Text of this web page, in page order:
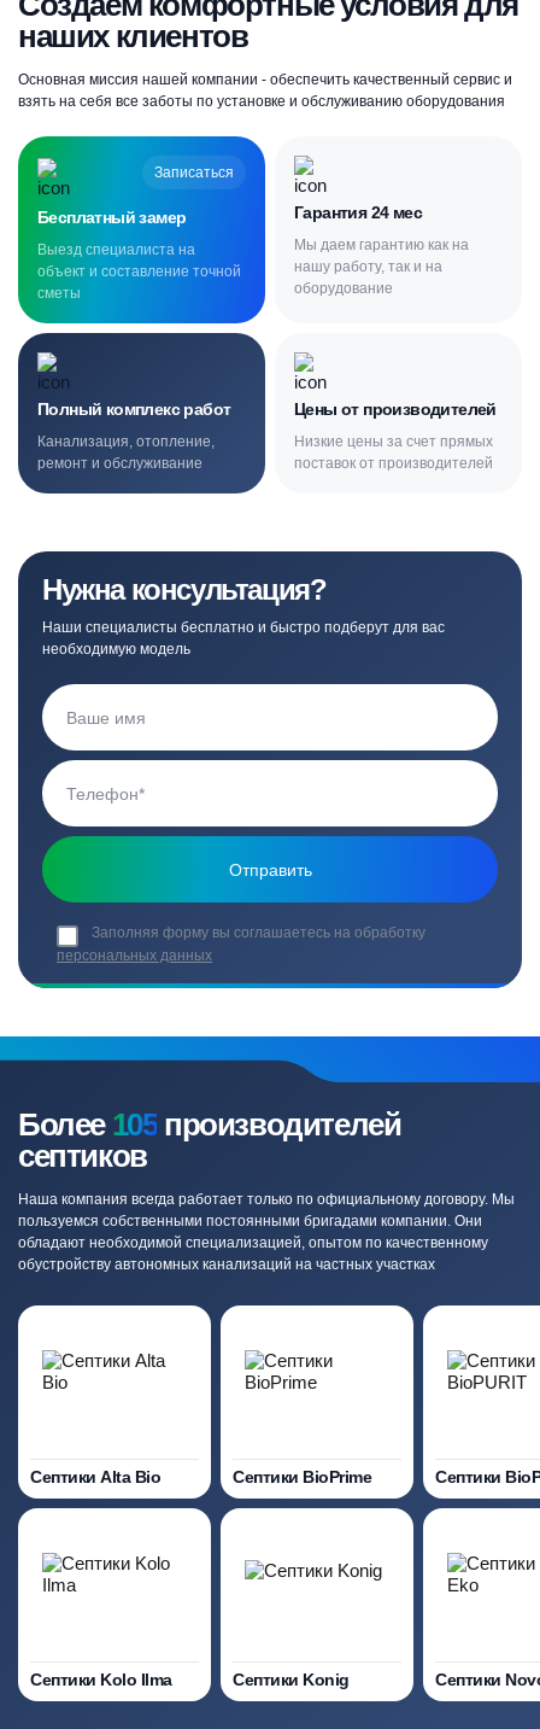
наших клиентов
Основная миссия нашей компании - обеспечить качественный сервис и
взять на себя все заботы по установке и обслуживанию оборудования
Записаться
Бесплатный замер
Выезд специалиста на
объект и составление точной
сметы
Гарантия 24 мес
Мы даем гарантию как на
нашу работу, так и на
оборудование
Полный комплекс работ
Канализация, отопление,
ремонт и обслуживание
Цены от производителей
Низкие цены за счет прямых
поставок от производителей
Нужна консультация?
Наши специалисты бесплатно и быстро подберут для вас
необходимую модель
Заполняя форму вы соглашаетесь на обработку
персональных данных
Более 105 производителей
септиков
Наша компания всегда работает только по официальному договору. Мы
пользуемся собственными постоянными бригадами компании. Они
обладают необходимой специализацией, опытом по качественному
обустройству автономных канализаций на частных участках
Септики Alta Bio Септики BioPrime Септики
Септики Kolo Ilma Септики Konig Септики